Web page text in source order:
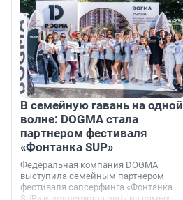
В семейную гавань на одной
волне: DOGMA стала
партнером фестиваля
«Фонтанка SUP»
Федеральная компания DOGMA
выступила семейным партнером
фестиваля сапсерфинга «Фонтанка